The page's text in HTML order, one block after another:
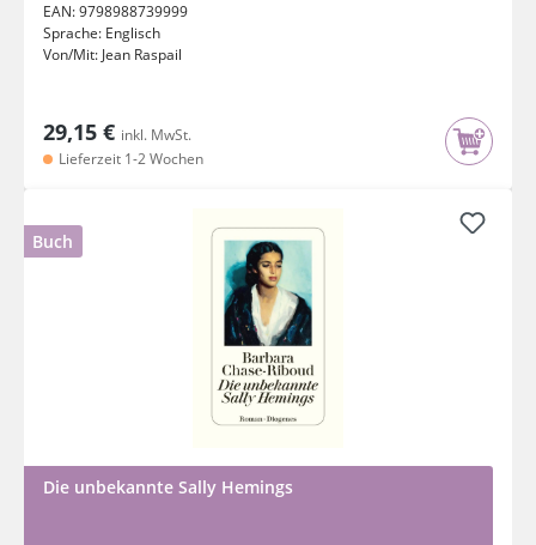
EAN:9798988739999
Sprache: Englisch
Von/Mit: Jean Raspail
29,15 € inkl. MwSt.
Lieferzeit 1-2 Wochen
Buch
Die unbekannte Sally Hemings